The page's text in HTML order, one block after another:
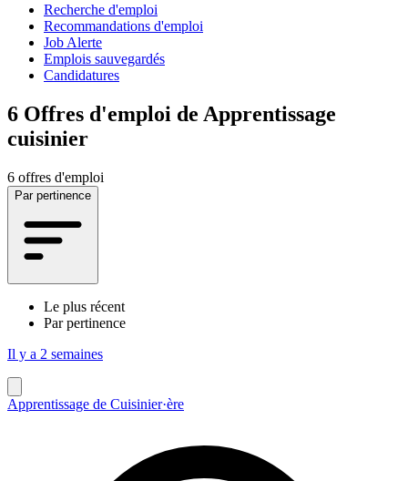
Recherche d'emploi
Recommandations d'emploi
Job Alerte
Emplois sauvegardés
Candidatures
6 Offres d'emploi de Apprentissage
cuisinier
6 offres d'emploi
Par pertinence
Le plus récent
Par pertinence
Il y a 2 semaines
Apprentissage de Cuisinier·ère